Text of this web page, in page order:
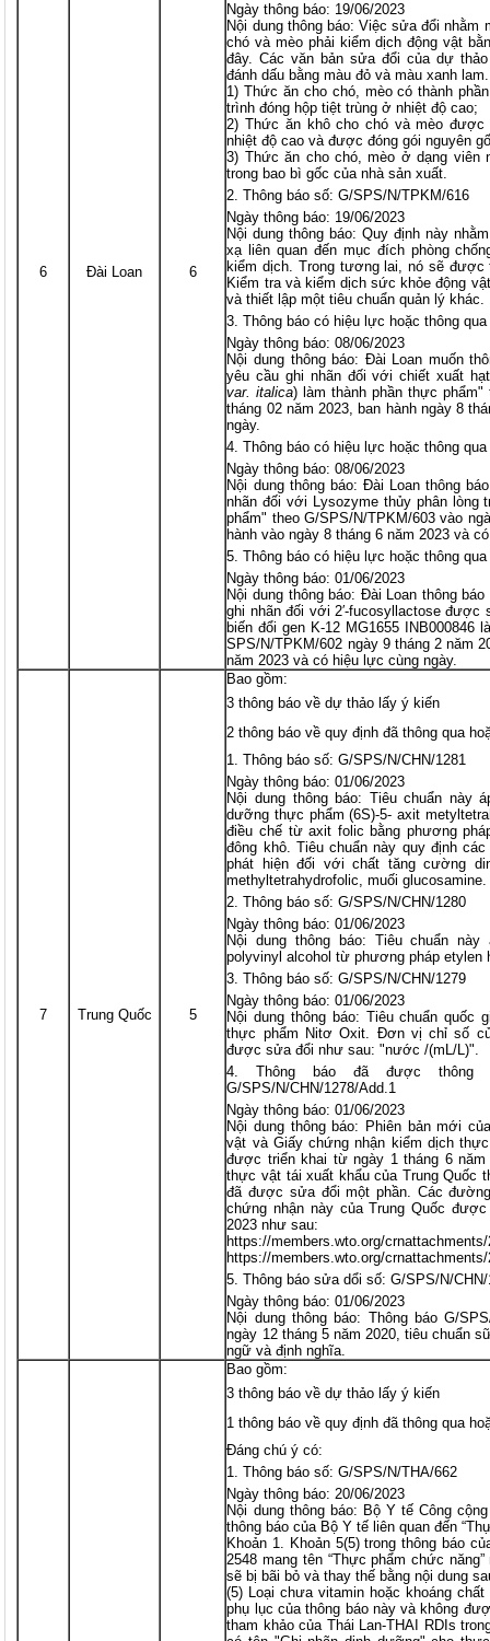
6 Đài Loan 6
Ngày thông báo: 19/06/2023
Nội dung thông báo: Việc sửa đổi
chó và mèo phải kiểm dịch động vật
đây. Các văn bản sửa đổi của dự
đánh dấu bằng màu đỏ và màu xanh
1) Thức ăn cho chó, mèo có thành
trình đóng hộp tiệt trùng ở nhiệt độ cao;
2) Thức ăn khô cho chó và mèo
nhiệt độ cao và được đóng gói nguyên
3) Thức ăn cho chó, mèo ở dạng viên
trong bao bì gốc của nhà sản xuất.
Thông báo số: G/SPS/N/TPKM/616
Ngày thông báo: 19/06/2023
Nội dung thông báo: Quy định này
xạ liên quan đến mục đích phòng
kiểm dịch. Trong tương lai, nó sẽ
Kiểm tra và kiểm dịch sức khỏe động
và thiết lập một tiêu chuẩn quản lý khác.
Thông báo có hiệu lực hoặc thông
Ngày thông báo: 08/06/2023
Nội dung thông báo: Đài Loan muốn
yêu cầu ghi nhãn đối với chiết xuất
var. italica) làm thành phần thực phẩm"
tháng 02 năm 2023, ban hành ngày 8
ngày.
Thông báo có hiệu lực hoặc thông
Ngày thông báo: 08/06/2023
Nội dung thông báo: Đài Loan thông
nhãn đối với Lysozyme thủy phân lòng
phẩm" theo G/SPS/N/TPKM/603 vào
hành vào ngày 8 tháng 6 năm 2023 và
Thông báo có hiệu lực hoặc thông
Ngày thông báo: 01/06/2023
Nội dung thông báo: Đài Loan thông
ghi nhãn đối với 2′-fucosyllactose
biến đổi gen K-12 MG1655 INB000846
SPS/N/TPKM/602 ngày 9 tháng 2 năm
năm 2023 và có hiệu lực cùng ngày.
7 Trung Quốc 5
Bao gồm:
3 thông báo về dự thảo lấy ý kiến
2 thông báo về quy định đã thông qua
Thông báo số: G/SPS/N/CHN/1281
Ngày thông báo: 01/06/2023
Nội dung thông báo: Tiêu chuẩn này
dưỡng thực phẩm (6S)-5- axit
điều chế từ axit folic bằng phương
đông khô. Tiêu chuẩn này quy định
phát hiện đối với chất tăng cường
methyltetrahydrofolic, muối glucosamine.
Thông báo số: G/SPS/N/CHN/1280
Ngày thông báo: 01/06/2023
Nội dung thông báo: Tiêu chuẩn
polyvinyl alcohol từ phương pháp etylen
Thông báo số: G/SPS/N/CHN/1279
Ngày thông báo: 01/06/2023
Nội dung thông báo: Tiêu chuẩn quốc
thực phẩm Nitơ Oxit. Đơn vị chỉ số
được sửa đổi như sau: "nước /(mL/L)".
Thông báo đã được
G/SPS/N/CHN/1278/Add.1
Ngày thông báo: 01/06/2023
Nội dung thông báo: Phiên bản mới
vật và Giấy chứng nhận kiểm dịch
được triển khai từ ngày 1 tháng 6
thực vật tái xuất khẩu của Trung Quốc
đã được sửa đổi một phần. Các
chứng nhận này của Trung Quốc
2023 như sau:
https://members.wto.org/
https://members.wto.org/
Thông báo sửa dổi số: G/SPS/N/
Ngày thông báo: 01/06/2023
Nội dung thông báo: Thông báo G/
ngày 12 tháng 5 năm 2020, tiêu chuẩn
ngữ và định nghĩa.
Bao gồm:
3 thông báo về dự thảo lấy ý kiến
1 thông báo về quy định đã thông qua
Đáng chú ý có:
Thông báo số: G/SPS/N/THA/662
Ngày thông báo: 20/06/2023
Nội dung thông báo: Bộ Y tế Công
thông báo của Bộ Y tế liên quan đến
Khoản 1. Khoản 5(5) trong thông báo
2548 mang tên “Thực phẩm chức
sẽ bị bãi bỏ và thay thế bằng nội dung
(5) Loại chưa vitamin hoặc khoáng
phụ lục của thông báo này và không
tham khảo của Thái Lan-THAI RDIs